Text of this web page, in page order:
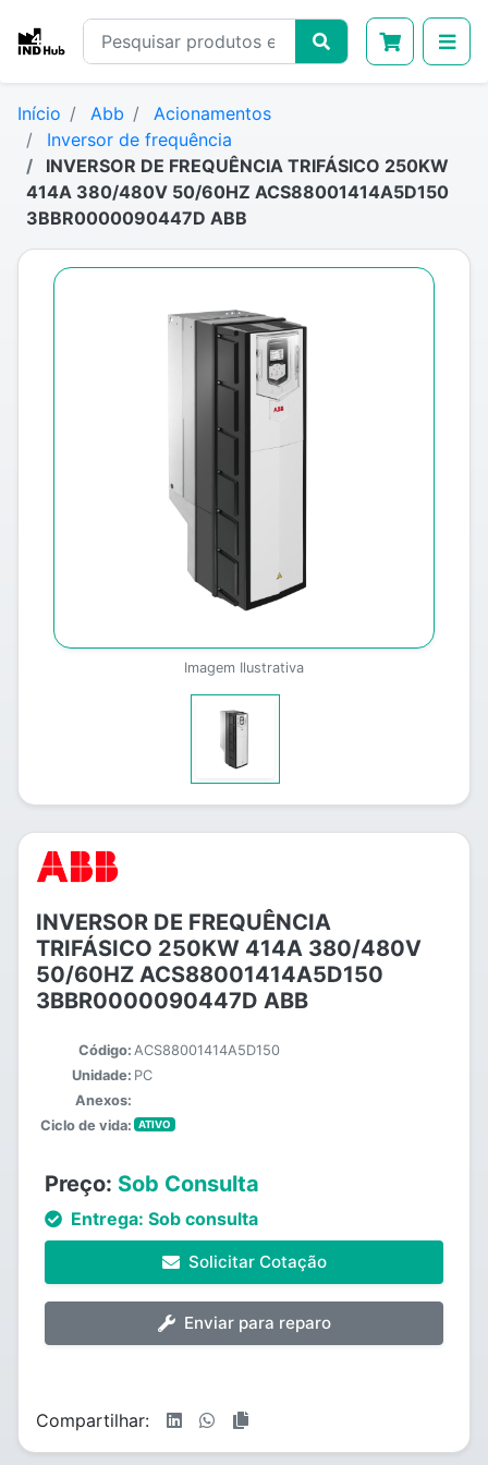
Início Abb
Acionamentos
Inversor de frequência
INVERSOR DE FREQUÊNCIA TRIFÁSICO 250KW
414A 380/480V 50/60HZ ACS88001414A5D150
3BBR0000090447D ABB
Imagem Ilustrativa
INVERSOR DE FREQUÊNCIA
TRIFÁSICO 250KW 414A 380/480V
50/60HZ ACS88001414A5D150
3BBR0000090447D ABB
Código: ACS88001414A5D150
Unidade: PC
Anexos:
Ciclo de vida:
ATIVO
Preço: Sob Consulta
Entrega: Sob consulta
Solicitar Cotação
Enviar para reparo
Compartilhar: